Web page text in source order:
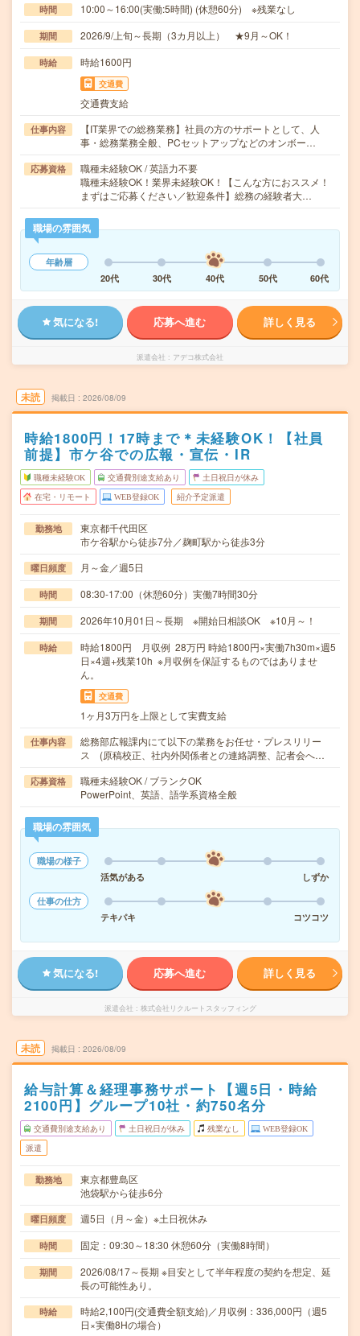
時間 10:00～16:00(実働:5時間) (休憩60分) ※残業なし
期間 2026/9/上旬～長期（3カ月以上） ★9月～OK！
時給 時給1600円
交通費
交通費支給
仕事内容
【IT業界での総務業務】社員の方のサポートとして、人
事・総務業務全般、PCセットアップなどのオンボー…
応募資格
職種未経験OK / 英語力不要
職種未経験OK！業界未経験OK！【こんな方におススメ！
まずはご応募ください／歓迎条件】総務の経験者大…
職場の雰囲気
年齢層
20代
30代 40代 50代 60代
気になる! 応募へ進む 詳しく見る
派遣会社 アデコ株式会社
未読 掲載日 2026/08/09
時給1800円！17時まで＊未経験OK！【社員
前提】市ケ谷での広報・宣伝・IR
職種未経験OK 交通費別途支給あり 土日祝日が休み
在宅・リモート WEB登録OK 紹介予定派遣
勤務地
東京都千代田区
市ケ谷駅から徒歩7分／麹町駅から徒歩3分
曜日頻度 月～金／週5日
時間 08:30-17:00（休憩60分）実働7時間30分
期間 2026年10月01日～長期 ※開始日相談OK ※10月～！
時給
時給1800円 月収例 28万円 時給1800円×実働7h30m×週5
日×4週+残業10h ※月収例を保証するものではありませ
ん。
交通費
1ヶ月3万円を上限として実費支給
仕事内容
総務部広報課内にて以下の業務をお任せ・プレスリリー
ス (原稿校正、社内外関係者との連絡調整、記者会へ…
応募資格
職種未経験OK / ブランクOK
PowerPoint、英語、語学系資格全般
職場の雰囲気
職場の様子
活気がある
しずか
仕事の仕方
テキパキ
コツコツ
気になる! 応募へ進む 詳しく見る
派遣会社 株式会社リクルートスタッフィング
未読 掲載日 2026/08/09
給与計算＆経理事務サポート【週5日・時給
2100円】グループ10社・約750名分
交通費別途支給あり 土日祝日が休み 残業なし WEB登録OK
派遣
勤務地
東京都豊島区
池袋駅から徒歩6分
曜日頻度 週5日（月～金）※土日祝休み
時間 固定：09:30～18:30 休憩60分（実働8時間）
期間
2026/08/17～長期 ※目安として半年程度の契約を想定、延
長の可能性あり。
時給
時給2,100円(交通費全額支給)／月収例：336,000円（週5
日×実働8Hの場合）